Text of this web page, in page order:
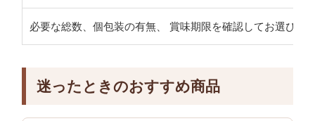
必要な総数、個包装の有無、 賞味期限を確認してお選びく
迷ったときのおすすめ商品